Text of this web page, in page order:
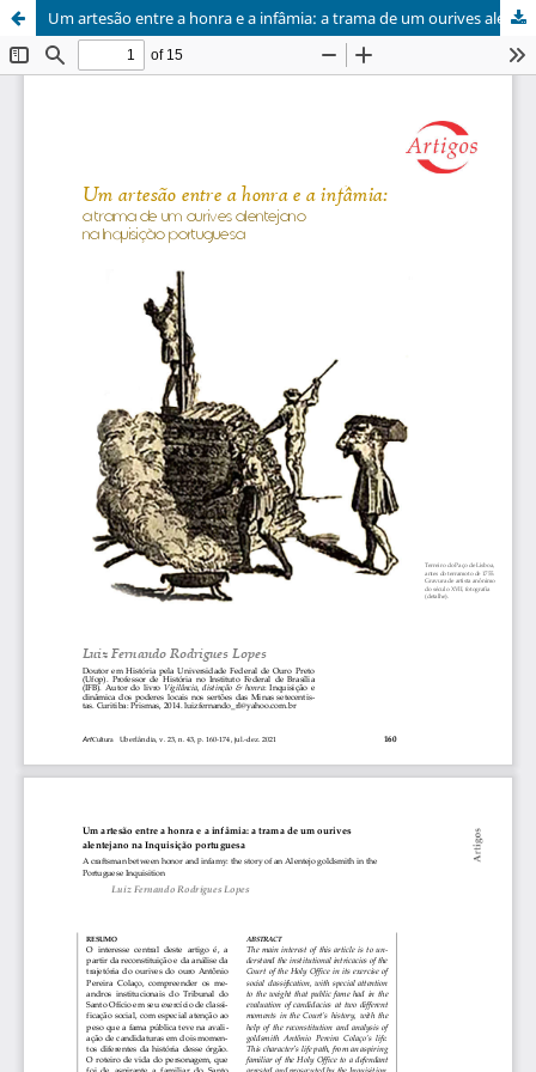
Um artesão entre a honra e a infâmia: a trama de um ourives alentejano na Inquisição portuguesa